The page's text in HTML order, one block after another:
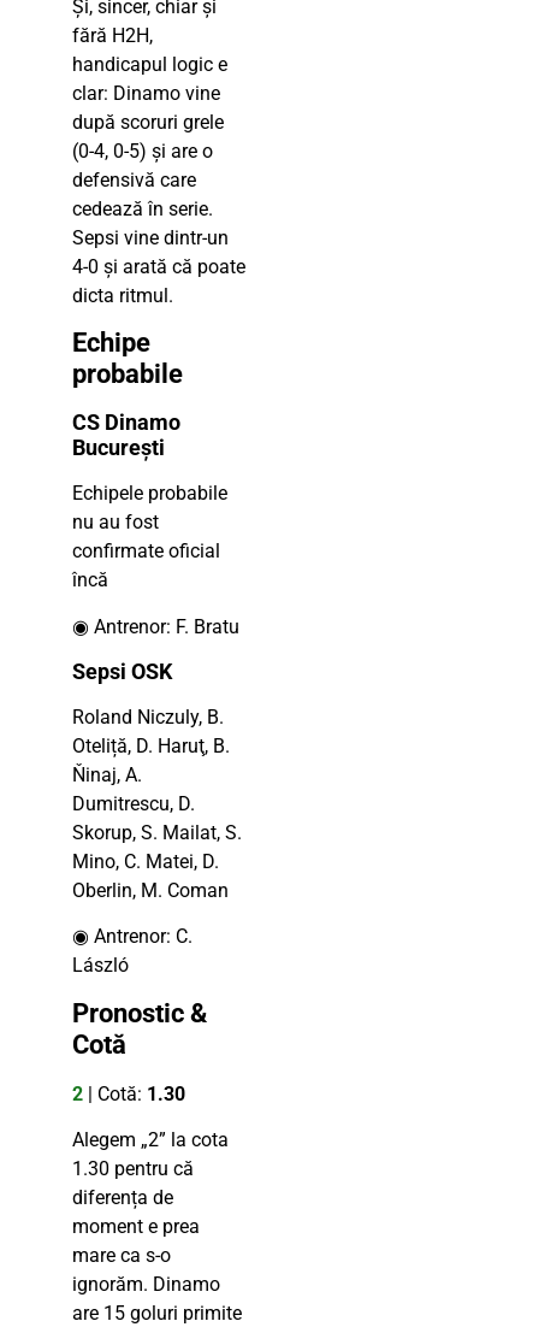
Și, sincer, chiar și
fără H2H,
handicapul logic e
clar: Dinamo vine
după scoruri grele
(0-4, 0-5) și are o
defensivă care
cedează în serie.
Sepsi vine dintr-un
4-0 și arată că poate
dicta ritmul.
Echipe
probabile
CS Dinamo
București
Echipele probabile
nu au fost
confirmate oficial
încă
◉ Antrenor: F. Bratu
Sepsi OSK
Roland Niczuly, B.
Oteliță, D. Haruţ, B.
Ňinaj, A.
Dumitrescu, D.
Skorup, S. Mailat, S.
Mino, C. Matei, D.
Oberlin, M. Coman
◉ Antrenor: C.
László
Pronostic &
Cotă
2 | Cotă: 1.30
Alegem „2” la cota
1.30 pentru că
diferența de
moment e prea
mare ca s-o
ignorăm. Dinamo
are 15 goluri primite